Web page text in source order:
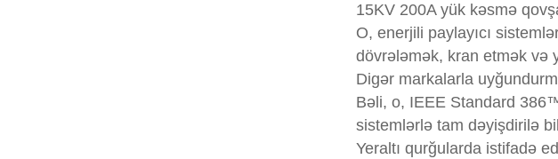
15KV 200A yük kəsmə
O, enerjili paylayıcı
dövrələmək, kran etmək və
Digər markalarla
Bəli, o, IEEE Standard
sistemlərlə tam dəyişdirilə
Yeraltı qurğularda istifadə